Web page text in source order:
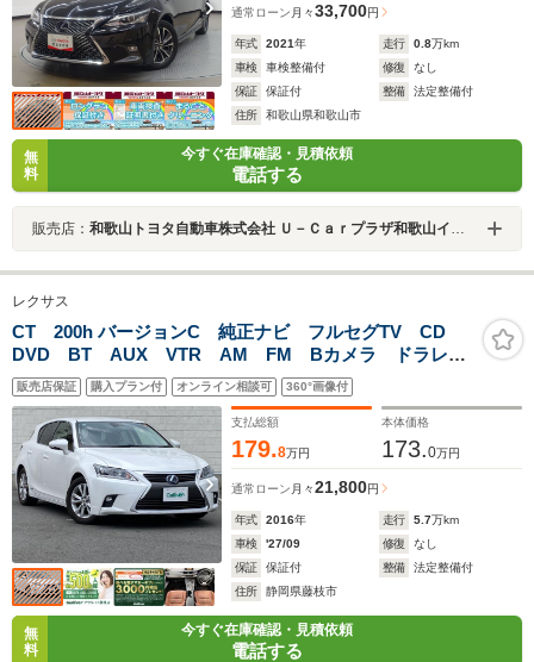
通常ローン 月々33,700円
年式 2021年 走行 0.8万km
車検
車検整備付 修復
なし
保証
保証付 整備
法定整備付
住所
和歌山県和歌山市
無
料
今すぐ在庫確認・見積依頼
電話する
販売店： 和歌山トヨタ自動車株式会社 Ｕ－Ｃａｒプラザ和歌山インター
レクサス
CT 200h バージョンC 純正ナビ フルセグTV CD
DVD BT AUX VTR AM FM Bカメラ ドラレコ
前後 前席シートヒーター レーダークルコン 前席パ
ワーシート USB充電 スマートキー パドルシフト
販売店保証 購入プラン付 オンライン相談可 360°画像付
支払総額
179.8万円
本体価格
173.0万円
通常ローン 月々21,800円
年式 2016年 走行 5.7万km
車検
'27/09 修復
なし
保証
保証付 整備
法定整備付
住所
静岡県藤枝市
無
料
今すぐ在庫確認・見積依頼
電話する